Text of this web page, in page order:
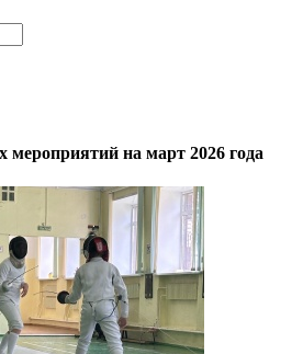
мероприятий на март 2026 года